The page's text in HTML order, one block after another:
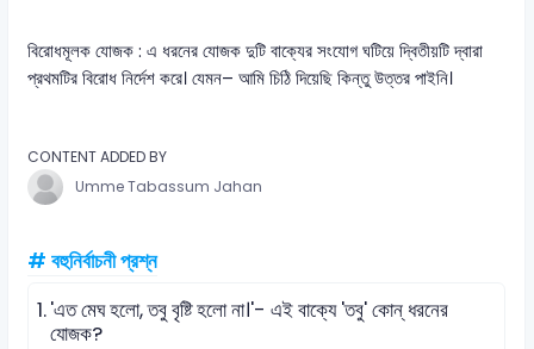
বিরোধমূলক যোজক : এ ধরনের যোজক দুটি বাক্যের সংযোগ ঘটিয়ে দ্বিতীয়টি দ্বারা
প্রথমটির বিরোধ নির্দেশ করে। যেমন– আমি চিঠি দিয়েছি কিন্তু উত্তর পাইনি।
CONTENT ADDED BY
Umme Tabassum Jahan
# বহুনির্বাচনী প্রশ্ন
1.'এত মেঘ হলো, তবু বৃষ্টি হলো না।'- এই বাক্যে 'তবু' কোন্ ধরনের
যোজক?